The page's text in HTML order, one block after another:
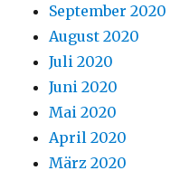
September 2020
August 2020
Juli 2020
Juni 2020
Mai 2020
April 2020
März 2020